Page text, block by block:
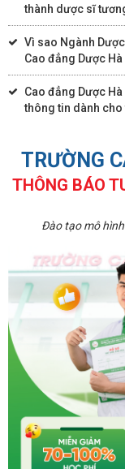
thành dược sĩ
Vì sao Ngành
Cao đẳng Dược Hà
Cao đẳng Dược
thông tin dành cho
TRƯỜNG
THÔNG BÁO
Đào tạo mô